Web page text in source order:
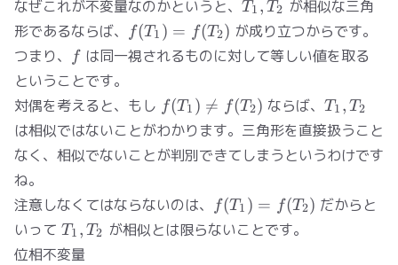
なぜこれが不変量なのかというと、
T_2
T1 , T2 が相似な三角
形であるならば、
f(T_1)
=
f(T_2)
f(T1 ) = f(T2) が成り立つからです。
つまり、
ff は同一視されるものに対して等しい値を取る
ということです。
対偶を考えると、もし f(T_1)
\neq
f(T_2)
f(T1 ) 
= f(T2) ならば、T_1,
T_2
T1 , T2
は相似ではないことがわかります。三角形を直接扱うこと
なく、相似でないことが判別できてしまうというわけです
ね。
注意しなくてはならないのは、
f(T_1)
=
f(T_2)
f(T1 ) = f(T2) だからと
いって T_1,
T_2
T1 , T2 が相似とは限らないことです。
位相不変量